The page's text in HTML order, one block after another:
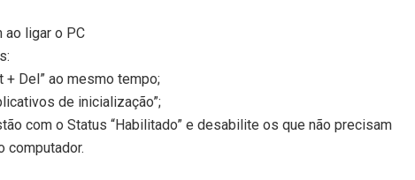
ao ligar o PC
Del” ao mesmo tempo;
de inicialização”;
com o Status “Habilitado” e desabilite os que não precisam
computador.